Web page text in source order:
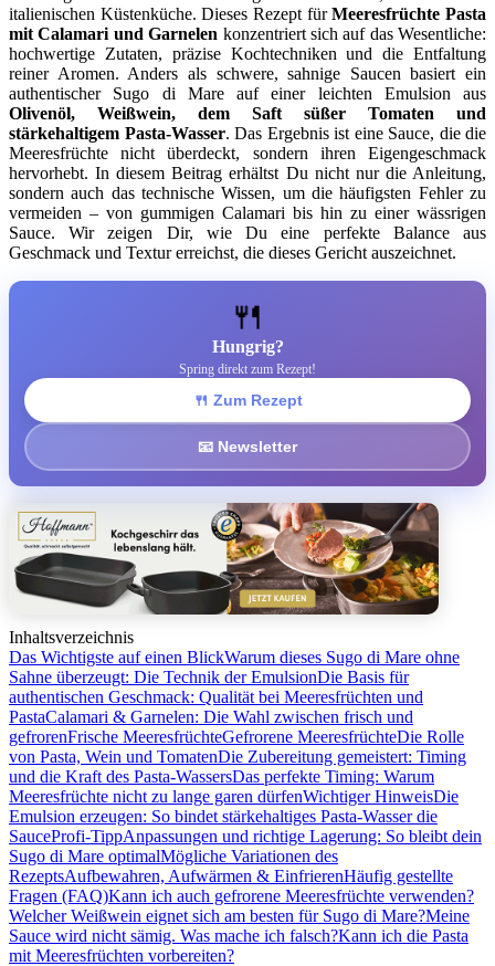
italienischen Küstenküche. Dieses Rezept fürMeeresfrüchte Pasta
mit Calamari und Garnelen konzentriert sich auf das Wesentliche:
hochwertige Zutaten, präzise Kochtechniken und die Entfaltung
reiner Aromen. Anders als schwere, sahnige Saucen basiert ein
authentischer Sugo di Mare auf einer leichten Emulsion aus
Olivenöl, Weißwein, dem Saft süßer Tomaten und
stärkehaltigem Pasta-Wasser. Das Ergebnis ist eine Sauce, die die
Meeresfrüchte nicht überdeckt, sondern ihren Eigengeschmack
hervorhebt. In diesem Beitrag erhältst Du nicht nur die Anleitung,
sondern auch das technische Wissen, um die häufigsten Fehler zu
vermeiden – von gummigen Calamari bis hin zu einer wässrigen
Sauce. Wir zeigen Dir, wie Du eine perfekte Balance aus
Geschmack und Textur erreichst, die dieses Gericht auszeichnet.
🍴
Hungrig?
Spring direkt zum Rezept!
🍴 Zum Rezept
📧 Newsletter
Inhaltsverzeichnis
Das Wichtigste auf einen BlickWarum dieses Sugo di Mare ohne
Sahne überzeugt: Die Technik der EmulsionDie Basis für
authentischen Geschmack: Qualität bei Meeresfrüchten und
PastaCalamari & Garnelen: Die Wahl zwischen frisch und
gefrorenFrische MeeresfrüchteGefrorene MeeresfrüchteDie Rolle
von Pasta, Wein und TomatenDie Zubereitung gemeistert: Timing
und die Kraft des Pasta-WassersDas perfekte Timing: Warum
Meeresfrüchte nicht zu lange garen dürfenWichtiger HinweisDie
Emulsion erzeugen: So bindet stärkehaltiges Pasta-Wasser die
SauceProfi-TippAnpassungen und richtige Lagerung: So bleibt dein
Sugo di Mare optimalMögliche Variationen des
RezeptsAufbewahren, Aufwärmen & EinfrierenHäufig gestellte
Fragen (FAQ)Kann ich auch gefrorene Meeresfrüchte verwenden?
Welcher Weißwein eignet sich am besten für Sugo di Mare?Meine
Sauce wird nicht sämig. Was mache ich falsch?Kann ich die Pasta
mit Meeresfrüchten vorbereiten?